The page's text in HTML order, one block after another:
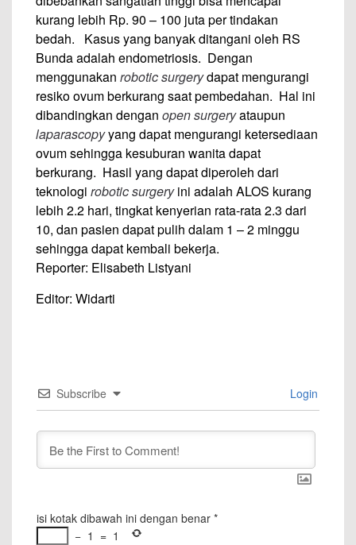
kurang lebih Rp. 90 – 100 juta per tindakan
bedah. Kasus yang banyak ditangani oleh RS
Bunda adalah endometriosis. Dengan
menggunakan robotic surgerydapat mengurangi
resiko ovum berkurang saat pembedahan. Hal ini
dibandingkan dengan open surgeryataupun
laparascopyyang dapat mengurangi ketersediaan
ovum sehingga kesuburan wanita dapat
berkurang. Hasil yang dapat diperoleh dari
teknologi robotic surgeryini adalah ALOS kurang
lebih 2.2 hari, tingkat kenyerian rata-rata 2.3 dari
10, dan pasien dapat pulih dalam 1 – 2 minggu
sehingga dapat kembali bekerja.
Reporter: Elisabeth Listyani
Editor: Widarti
Subscribe Login
isi kotak dibawah ini dengan benar *
− 1 = 1